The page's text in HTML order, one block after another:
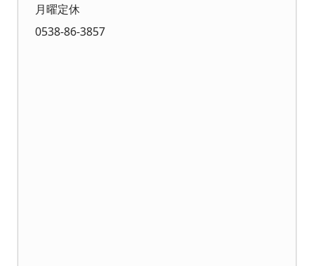
月曜定休
0538-86-3857